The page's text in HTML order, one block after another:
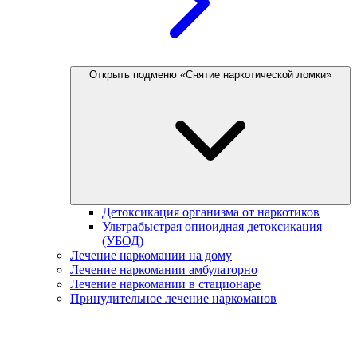
Открыть подменю «Снятие наркотической ломки»
Детоксикация организма от наркотиков
Ультрабыстрая опиоидная детоксикация
(УБОД)
Лечение наркомании на дому
Лечение наркомании амбулаторно
Лечение наркомании в стационаре
Принудительное лечение наркоманов